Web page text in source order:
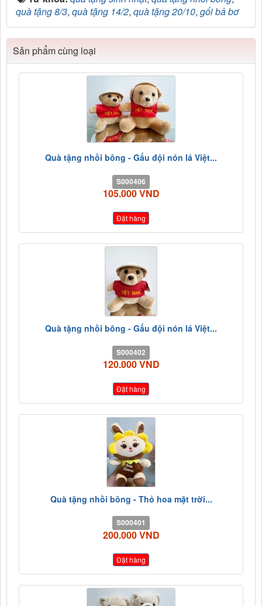
quà tặng 8/3, quà tặng 14/2, quà tặng 20/10, gối bả bơ
Sản phẩm cùng loại
Quà tặng nhồi bông - Gấu đội nón lá Việt...
S000406
105.000 VND
Đặt hàng
Quà tặng nhồi bông - Gấu đội nón lá Việt...
S000402
120.000 VND
Đặt hàng
Quà tặng nhồi bông - Thỏ hoa mặt trời...
S000401
200.000 VND
Đặt hàng